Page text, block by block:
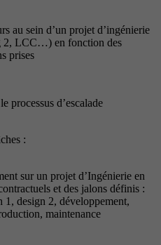
au sein d’un projet d’ingénierie
2, LCC…) en fonction des
prises
processus d’escalade
:
sur un projet d’Ingénierie en
et des jalons définis :
1, design 2, développement,
maintenance